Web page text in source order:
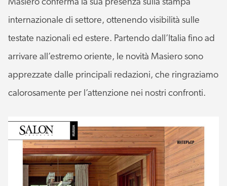
Masiero conferma la sua presenza sulla stampa
internazionale di settore, ottenendo visibilità sulle
testate nazionali ed estere. Partendo dall’Italia fino ad
arrivare all’estremo oriente, le novità Masiero sono
apprezzate dalle principali redazioni, che ringraziamo
calorosamente per l’attenzione nei nostri confronti.